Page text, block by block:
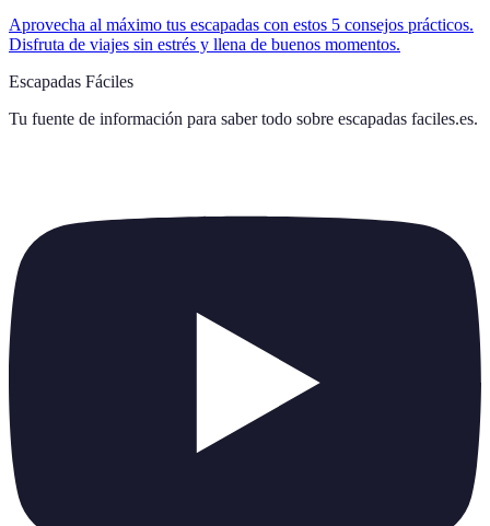
Aprovecha al máximo tus escapadas con estos 5 consejos prácticos.
Disfruta de viajes sin estrés y llena de buenos momentos.
Escapadas Fáciles
Tu fuente de información para saber todo sobre escapadas faciles.es.